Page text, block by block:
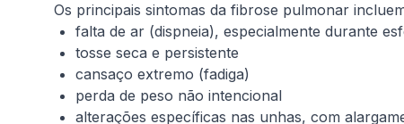
Os principais sintomas da fibrose pulmonar
falta de ar (dispneia), especialmente durante
tosse seca e persistente
cansaço extremo (fadiga)
perda de peso não intencional
alterações específicas nas unhas, com